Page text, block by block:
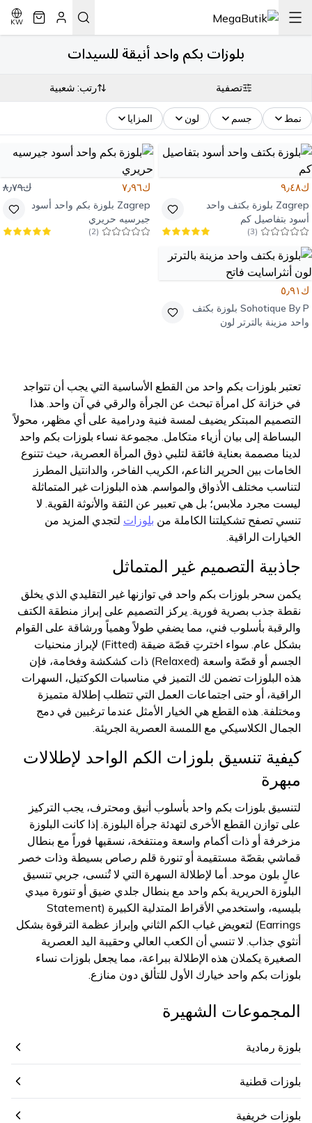
KW
بلوزات بكم واحد أنيقة للسيدات
تصفية رتب: شعبية
نمط جسم لون المزايا
ك٩٫٤٨
Zagrep بلوزة بكتف واحد
أسود بتفاصيل كم
(
3
)
ك٧٫٩٦ ك٨٫٧٩
Zagrep بلوزة بكم واحد أسود
جيرسيه حريري
(
2
)
ك٥٫٩١
Sohotique By P بلوزة بكتف
واحد مزينة بالترتر لون
تعتبر بلوزات بكم واحد من القطع الأساسية التي يجب أن تتواجد
في خزانة كل امرأة تبحث عن الجرأة والرقي في آن واحد. هذا
التصميم المبتكر يضيف لمسة فنية ودرامية على أي مظهر، محولاً
البساطة إلى بيان أزياء متكامل. مجموعة نساء بلوزات بكم واحد
لدينا مصممة بعناية فائقة لتلبي ذوق المرأة العصرية، حيث تتنوع
الخامات بين الحرير الناعم، الكريب الفاخر، والدانتيل المطرز
لتناسب مختلف الأذواق والمواسم. هذه البلوزات غير المتماثلة
ليست مجرد ملابس؛ بل هي تعبير عن الثقة والأنوثة القوية. لا
تنسي تصفح تشكيلتنا الكاملة من بلوزات لتجدي المزيد من
الخيارات الراقية.
جاذبية التصميم غير المتماثل
يكمن سحر بلوزات بكم واحد في توازنها غير التقليدي الذي يخلق
نقطة جذب بصرية فورية. يركز التصميم على إبراز منطقة الكتف
والرقبة بأسلوب فني، مما يضفي طولاً وهمياً ورشاقة على القوام
بشكل عام. سواء اخترتِ قصّة ضيقة (Fitted) لإبراز منحنيات
الجسم أو قصّة واسعة (Relaxed) ذات كشكشة وفخامة، فإن
هذه البلوزات تضمن لك التميز في مناسبات الكوكتيل، السهرات
الراقية، أو حتى اجتماعات العمل التي تتطلب إطلالة متميزة
ومختلفة. هذه القطع هي الخيار الأمثل عندما ترغبين في دمج
الجمال الكلاسيكي مع اللمسة العصرية الجريئة.
كيفية تنسيق بلوزات الكم الواحد لإطلالات
مبهرة
لتنسيق بلوزات بكم واحد بأسلوب أنيق ومحترف، يجب التركيز
على توازن القطع الأخرى لتهدئة جرأة البلوزة. إذا كانت البلوزة
مزخرفة أو ذات أكمام واسعة ومنتفخة، نسقيها فوراً مع بنطال
قماشي بقصّة مستقيمة أو تنورة قلم رصاص بسيطة وذات خصر
عالٍ بلون موحد. أما لإطلالة السهرة التي لا تُنسى، جربي تنسيق
البلوزة الحريرية بكم واحد مع بنطال جلدي ضيق أو تنورة ميدي
بليسيه، واستخدمي الأقراط المتدلية الكبيرة (Statement
Earrings) لتعويض غياب الكم الثاني وإبراز عظمة الترقوة بشكل
أنثوي جذاب. لا تنسي أن الكعب العالي وحقيبة اليد العصرية
الصغيرة يكملان هذه الإطلالة ببراعة، مما يجعل بلوزات نساء
بلوزات بكم واحد خيارك الأول للتألق دون منازع.
المجموعات الشهيرة
بلوزة رمادية
بلوزات قطنية
بلوزات خريفية